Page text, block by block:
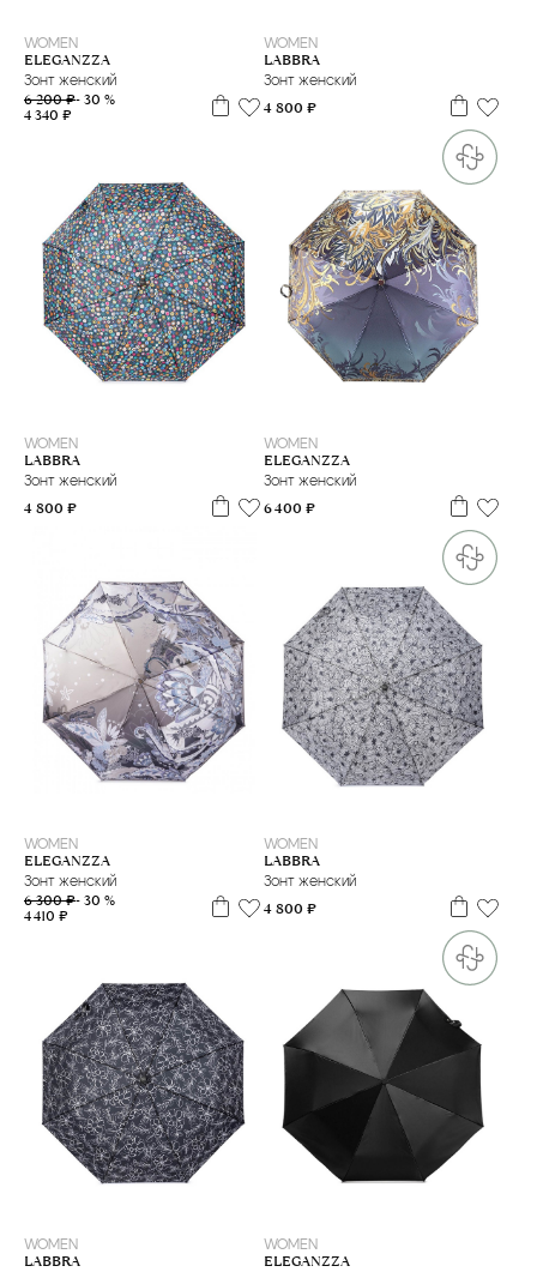
WOMEN
ELEGANZZA
Зонт женский
6 200 ₽- 30 %
4 340 ₽
WOMEN
LABBRA
Зонт женский
4 800 ₽
WOMEN
LABBRA
Зонт женский
4 800 ₽
WOMEN
ELEGANZZA
Зонт женский
6 400 ₽
WOMEN
ELEGANZZA
Зонт женский
6 300 ₽- 30 %
4 410 ₽
WOMEN
LABBRA
Зонт женский
4 800 ₽
WOMEN
LABBRA
WOMEN
ELEGANZZA